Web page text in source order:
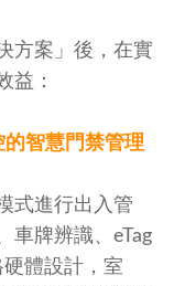
方案」後，在實
益：
智慧門禁管理
式進行出入管
車牌辨識、eTag
體設計，室